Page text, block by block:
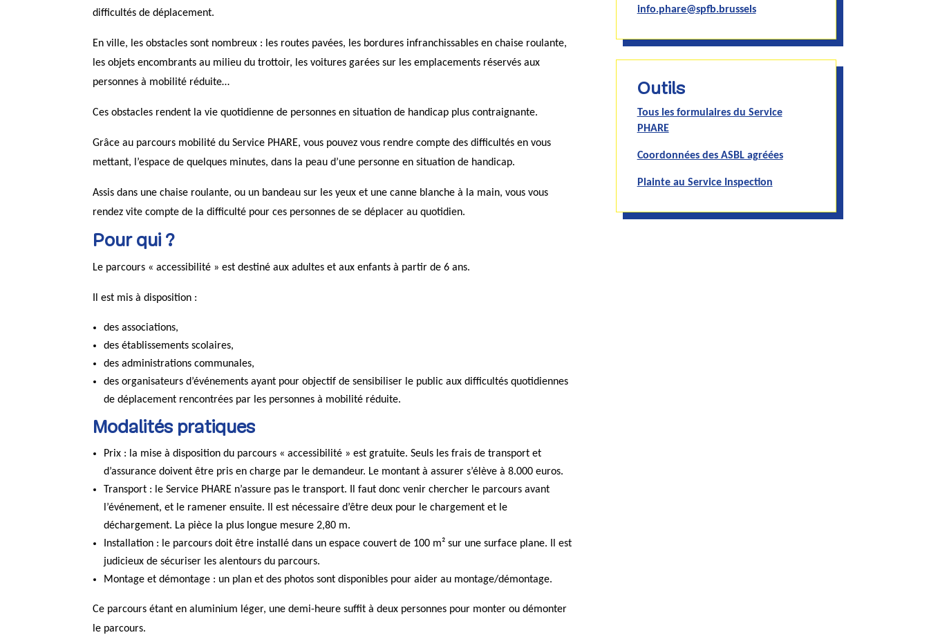
difficultés de déplacement.
En ville, les obstacles sont nombreux : les routes pavées, les bordures infranchissables en chaise roulante,
les objets encombrants au milieu du trottoir, les voitures garées sur les emplacements réservés aux
personnes à mobilité réduite…
Ces obstacles rendent la vie quotidienne de personnes en situation de handicap plus contraignante.
Grâce au parcours mobilité du Service PHARE, vous pouvez vous rendre compte des difficultés en vous
mettant, l’espace de quelques minutes, dans la peau d’une personne en situation de handicap.
Assis dans une chaise roulante, ou un bandeau sur les yeux et une canne blanche à la main, vous vous
rendez vite compte de la difficulté pour ces personnes de se déplacer au quotidien.
Pour qui ?
Le parcours « accessibilité » est destiné aux adultes et aux enfants à partir de 6 ans.
Il est mis à disposition :
des associations,
des établissements scolaires,
des administrations communales,
des organisateurs d’événements ayant pour objectif de sensibiliser le public aux difficultés quotidiennes
de déplacement rencontrées par les personnes à mobilité réduite.
Modalités pratiques
Prix : la mise à disposition du parcours « accessibilité » est gratuite. Seuls les frais de transport et
d’assurance doivent être pris en charge par le demandeur. Le montant à assurer s’élève à 8.000 euros.
Transport : le Service PHARE n’assure pas le transport. Il faut donc venir chercher le parcours avant
l’événement, et le ramener ensuite. Il est nécessaire d’être deux pour le chargement et le
déchargement. La pièce la plus longue mesure 2,80 m.
Installation : le parcours doit être installé dans un espace couvert de 100 m² sur une surface plane. Il est
judicieux de sécuriser les alentours du parcours.
Montage et démontage : un plan et des photos sont disponibles pour aider au montage/démontage.
Ce parcours étant en aluminium léger, une demi-heure suffit à deux personnes pour monter ou démonter
le parcours.
info.phare@spfb.brussels
Outils
Tous les formulaires du Service
PHARE
Coordonnées des ASBL agréées
Plainte au Service Inspection